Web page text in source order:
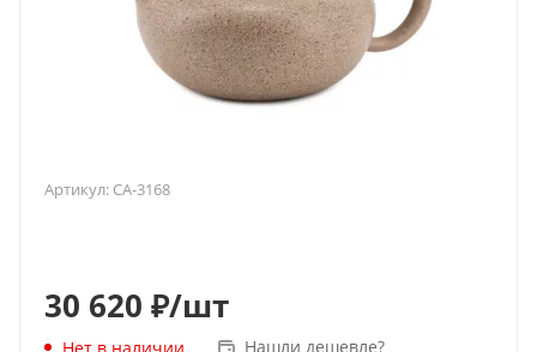
Артикул: CA-3168
30 620 ₽/шт
Нашли дешевле?